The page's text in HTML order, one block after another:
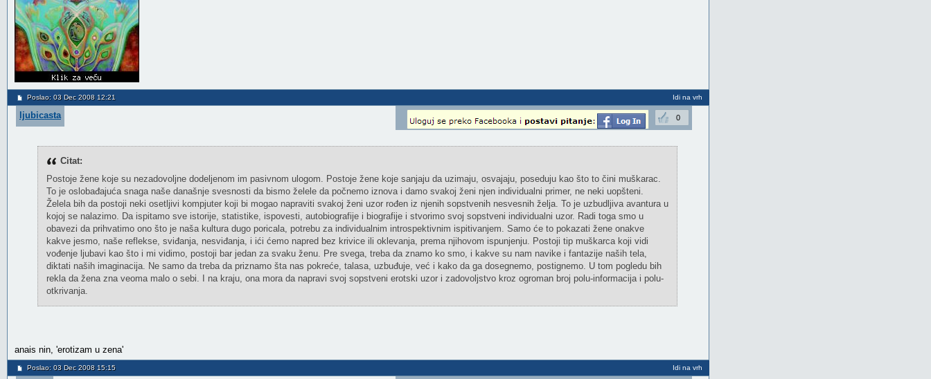
Poslao: 03 Dec 2008 12:21 Idi na vrh
ljubicasta 0
Citat:
Postoje žene koje su nezadovoljne dodeljenom im pasivnom ulogom. Postoje žene koje sanjaju da uzimaju, osvajaju, poseduju kao što to čini muškarac.
To je oslobađajuća snaga naše današnje svesnosti da bismo želele da počnemo iznova i damo svakoj ženi njen individualni primer, ne neki uopšteni.
Želela bih da postoji neki osetljivi kompjuter koji bi mogao napraviti svakoj ženi uzor rođen iz njenih sopstvenih nesvesnih želja. To je uzbudljiva avantura u
kojoj se nalazimo. Da ispitamo sve istorije, statistike, ispovesti, autobiografije i biografije i stvorimo svoj sopstveni individualni uzor. Radi toga smo u
obavezi da prihvatimo ono što je naša kultura dugo poricala, potrebu za individualnim introspektivnim ispitivanjem. Samo će to pokazati žene onakve
kakve jesmo, naše reflekse, sviđanja, nesviđanja, i ići ćemo napred bez krivice ili oklevanja, prema njihovom ispunjenju. Postoji tip muškarca koji vidi
vođenje ljubavi kao što i mi vidimo, postoji bar jedan za svaku ženu. Pre svega, treba da znamo ko smo, i kakve su nam navike i fantazije naših tela,
diktati naših imaginacija. Ne samo da treba da priznamo šta nas pokreće, talasa, uzbuđuje, već i kako da ga dosegnemo, postignemo. U tom pogledu bih
rekla da žena zna veoma malo o sebi. I na kraju, ona mora da napravi svoj sopstveni erotski uzor i zadovoljstvo kroz ogroman broj polu-informacija i polu-
otkrivanja.
anais nin, 'erotizam u zena'
Poslao: 03 Dec 2008 15:15 Idi na vrh